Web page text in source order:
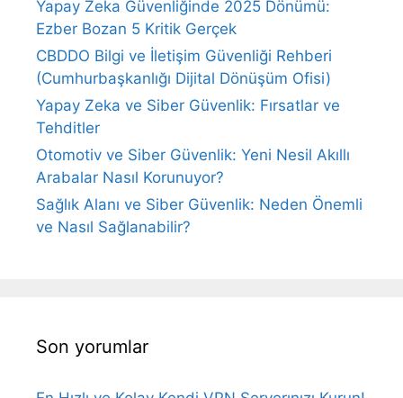
Yapay Zeka Güvenliğinde 2025 Dönümü:
Ezber Bozan 5 Kritik Gerçek
CBDDO Bilgi ve İletişim Güvenliği Rehberi
(Cumhurbaşkanlığı Dijital Dönüşüm Ofisi)
Yapay Zeka ve Siber Güvenlik: Fırsatlar ve
Tehditler
Otomotiv ve Siber Güvenlik: Yeni Nesil Akıllı
Arabalar Nasıl Korunuyor?
Sağlık Alanı ve Siber Güvenlik: Neden Önemli
ve Nasıl Sağlanabilir?
Son yorumlar